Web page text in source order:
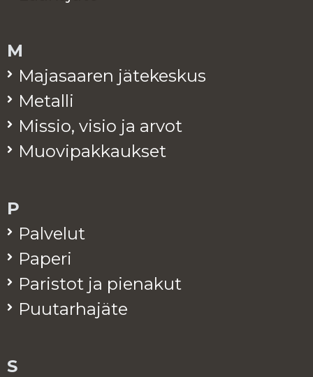
M
Ma­ja­saa­ren jä­te­kes­kus
Me­tal­li
Mis­sio, visio ja arvot
Muo­vi­pak­kauk­set
P
Pal­ve­lut
Pa­pe­ri
Pa­ris­tot ja pie­na­kut
Puu­tar­ha­jä­te
S